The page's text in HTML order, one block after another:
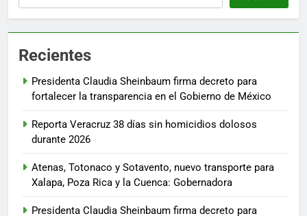
Recientes
Presidenta Claudia Sheinbaum firma decreto para
fortalecer la transparencia en el Gobierno de México
Reporta Veracruz 38 días sin homicidios dolosos
durante 2026
Atenas, Totonaco y Sotavento, nuevo transporte para
Xalapa, Poza Rica y la Cuenca: Gobernadora
Presidenta Claudia Sheinbaum firma decreto para